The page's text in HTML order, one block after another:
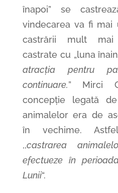
înapoi” se
vindecarea va fi mai
castrării mult mai
castrate cu „luna
atracția pentru
continuare.” Mirci
concepție legată
animalelor era de
în vechime.
,,castrarea
efectueze în
Lunii“.